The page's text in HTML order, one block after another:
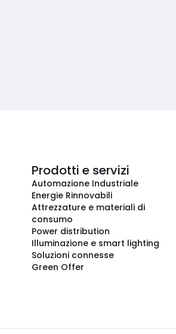
Prodotti e servizi
Automazione Industriale
Energie Rinnovabili
Attrezzature e materiali di
consumo
Power distribution
Illuminazione e smart lighting
Soluzioni connesse
Green Offer